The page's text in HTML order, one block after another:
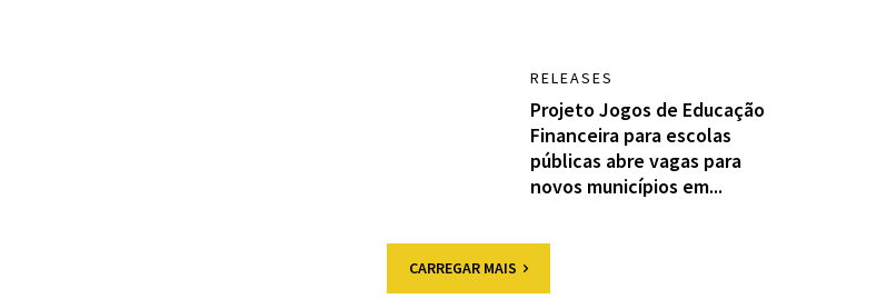
RELEASES
Projeto Jogos de Educação
Financeira para escolas
públicas abre vagas para
novos municípios em...
CARREGAR MAIS